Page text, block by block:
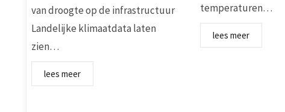
van droogte op de infrastructuur
Landelijke klimaatdata laten
zien…
lees meer
temperaturen…
lees meer